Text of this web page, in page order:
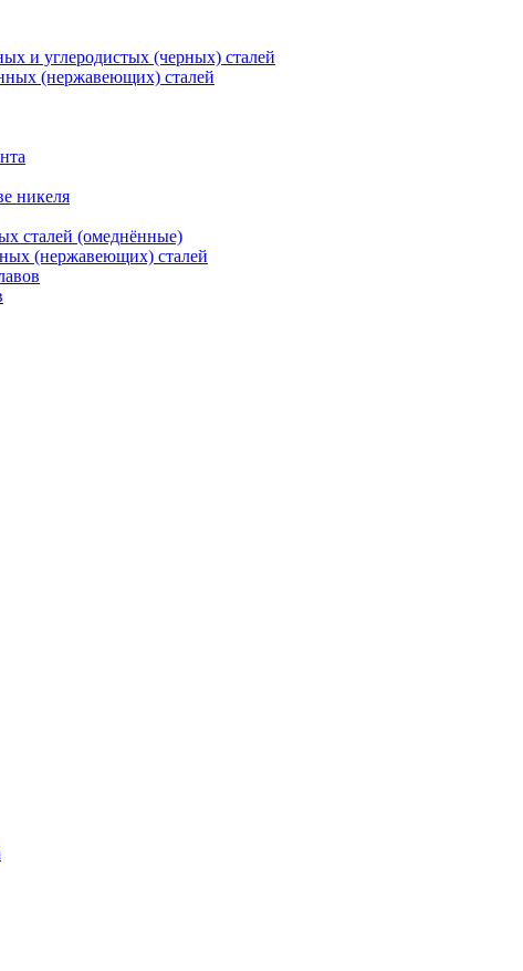
и углеродистых (черных) сталей
(нержавеющих) сталей
никеля
сталей (омеднённые)
(нержавеющих) сталей